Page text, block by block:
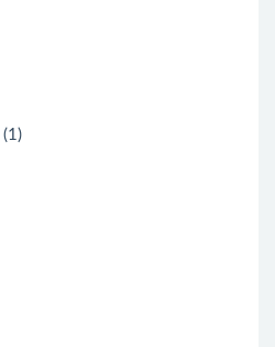
(1)